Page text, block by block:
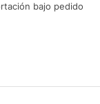
bajo pedido